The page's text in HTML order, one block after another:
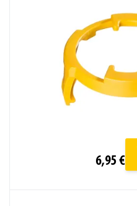
6,95 €